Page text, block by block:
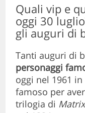
Quali vip e
oggi 30
gli auguri di
Tanti auguri di
personaggi
oggi nel 1961 in
famoso per
trilogia di Matrix